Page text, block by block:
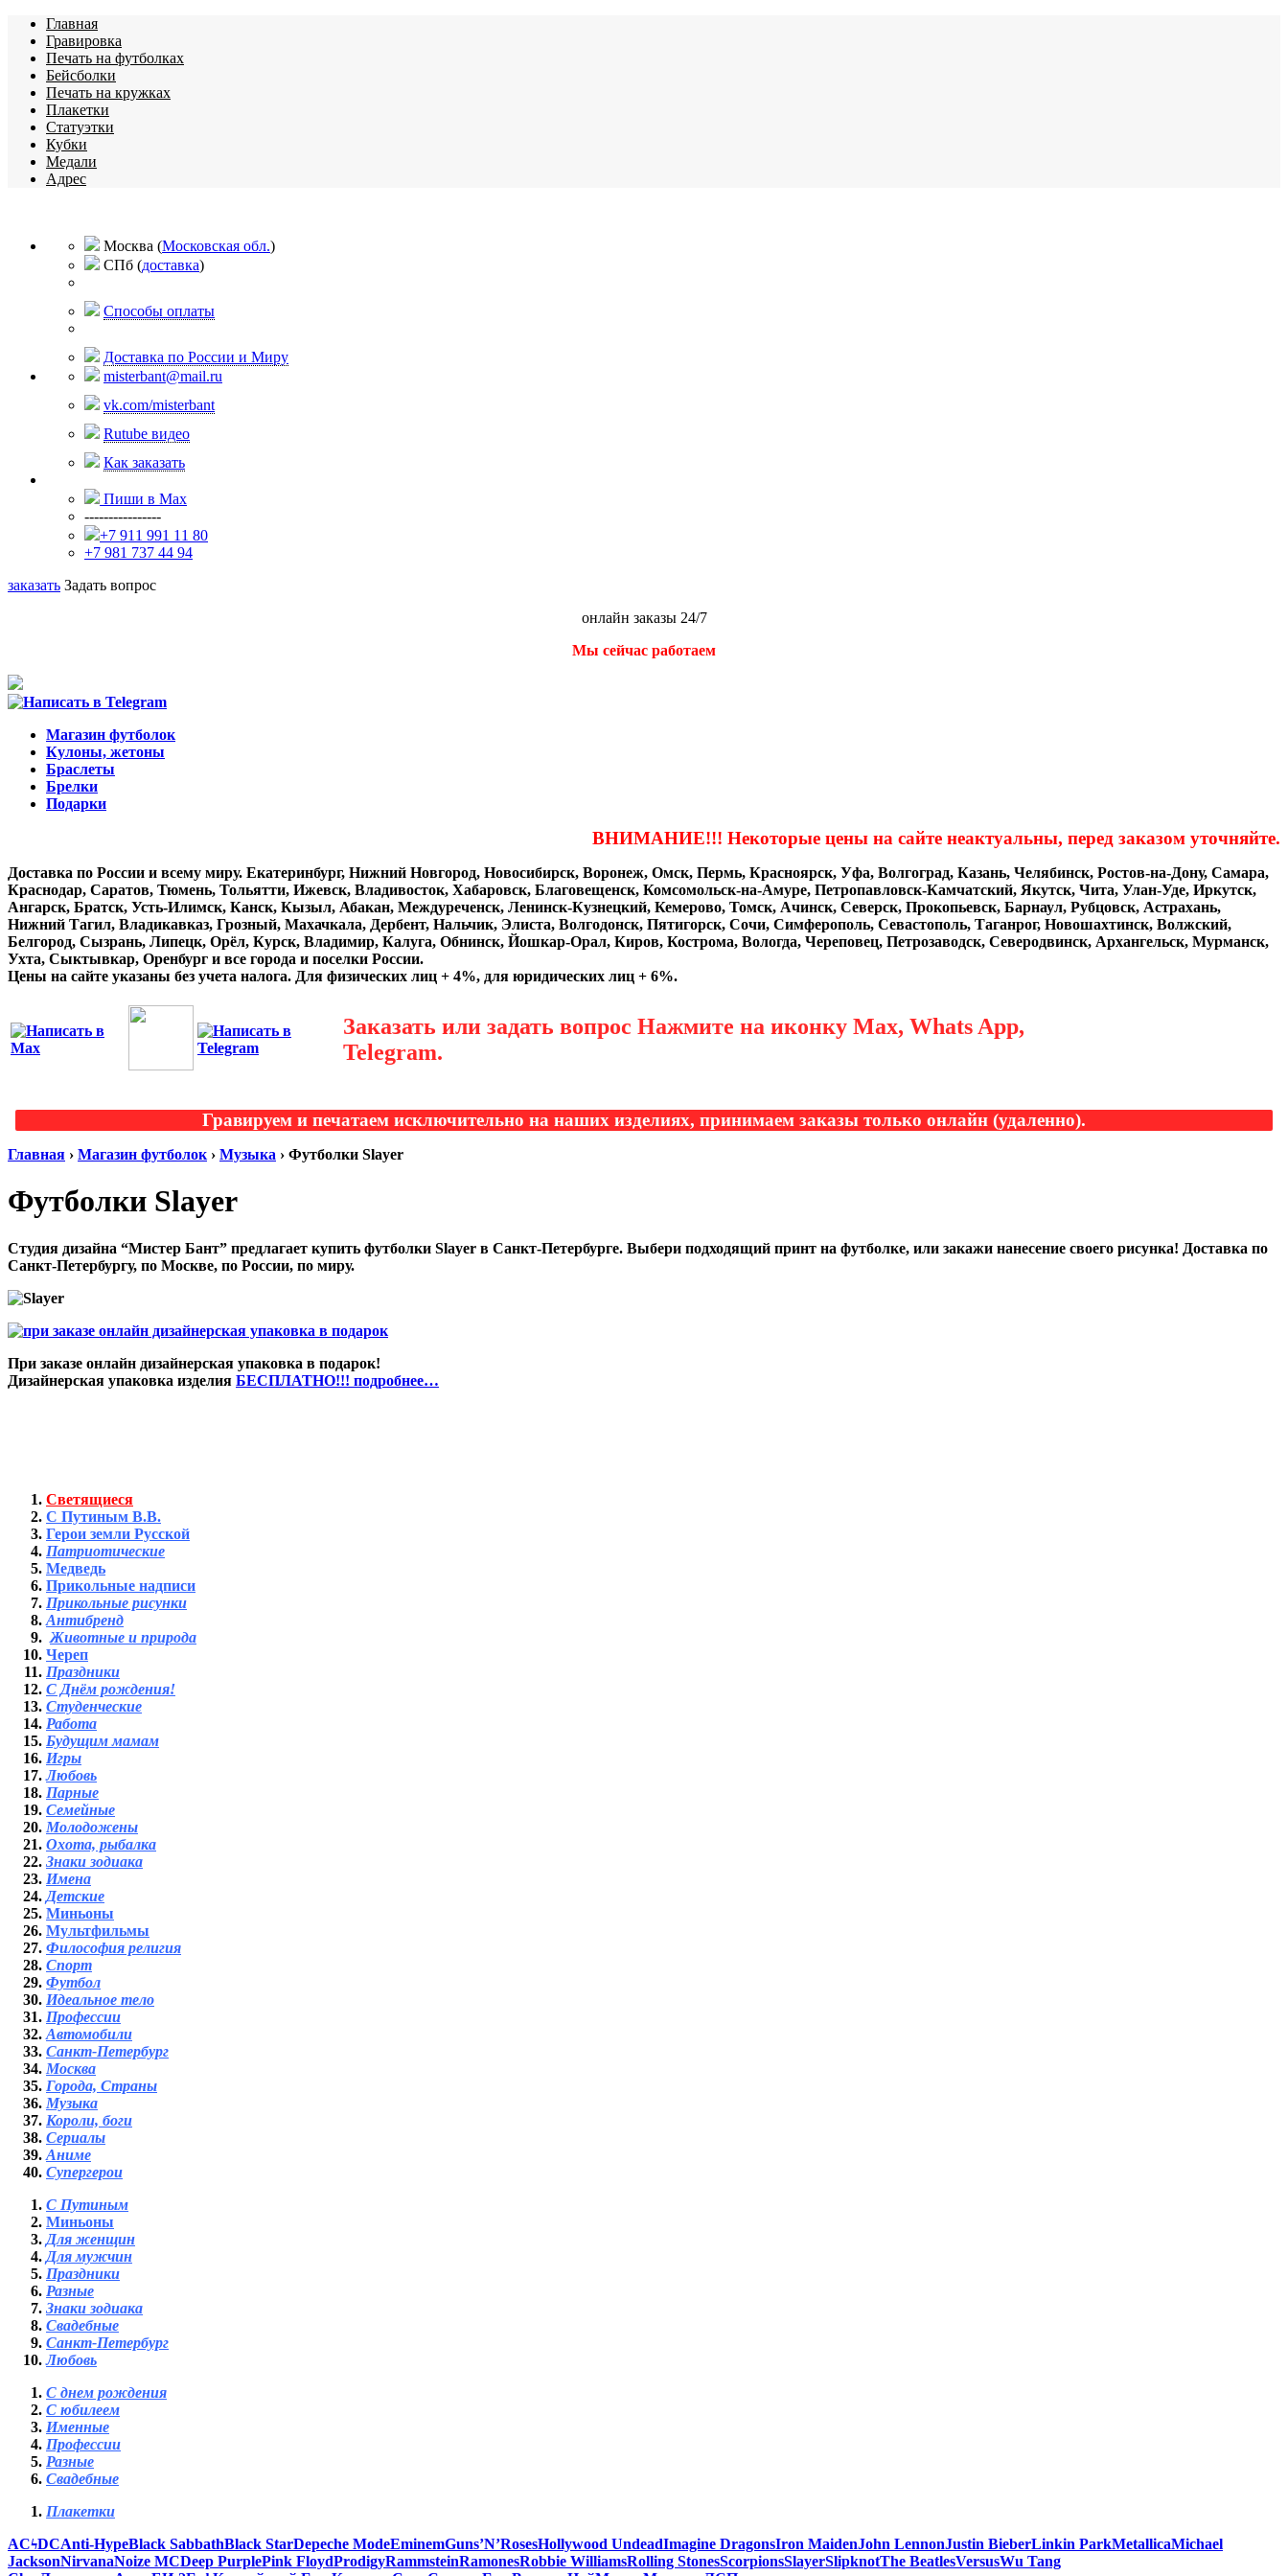
Главная
Гравировка
Печать на футболках
Бейсболки
Печать на кружках
Плакетки
Статуэтки
Кубки
Медали
Адрес
Москва (Московская обл.)
СПб (доставка)
Способы оплаты
Доставка по России и Миру
misterbant@mail.ru
vk.com/misterbant
Rutube видео
Как заказать
Пиши в Max
----------------
+7 911 991 11 80
+7 981 737 44 94
заказать Задать вопрос
онлайн заказы 24/7
Мы сейчас работаем
Магазин футболок
Кулоны, жетоны
Браслеты
Брелки
Подарки
ВНИМАНИЕ!!! Некоторые цены на сайте неактуальны, перед заказом уточняйте.
Доставка по России и всему миру. Екатеринбург, Нижний Новгород, Новосибирск, Воронеж, Омск, Пермь, Красноярск, Уфа, Волгоград, Казань, Челябинск, Ростов-на-Дону, Самара,
Краснодар, Саратов, Тюмень, Тольятти, Ижевск, Владивосток, Хабаровск, Благовещенск, Комсомольск-на-Амуре, Петропавловск-Камчатский, Якутск, Чита, Улан-Уде, Иркутск,
Ангарск, Братск, Усть-Илимск, Канск, Кызыл, Абакан, Междуреченск, Ленинск-Кузнецкий, Кемерово, Томск, Ачинск, Северск, Прокопьевск, Барнаул, Рубцовск, Астрахань,
Нижний Тагил, Владикавказ, Грозный, Махачкала, Дербент, Нальчик, Элиста, Волгодонск, Пятигорск, Сочи, Симферополь, Севастополь, Таганрог, Новошахтинск, Волжский,
Белгород, Сызрань, Липецк, Орёл, Курск, Владимир, Калуга, Обнинск, Йошкар-Орал, Киров, Кострома, Вологда, Череповец, Петрозаводск, Северодвинск, Архангельск, Мурманск,
Ухта, Сыктывкар, Оренбург и все города и поселки России.
Цены на сайте указаны без учета налога. Для физических лиц + 4%, для юридических лиц + 6%.
Заказать или задать вопрос Нажмите на иконку Max, Whats App,
Telegram.
Гравируем и печатаем исключительно на наших изделиях, принимаем заказы только онлайн (удаленно).
Главная › Магазин футболок › Музыка › Футболки Slayer
Футболки Slayer
Студия дизайна “Мистер Бант” предлагает купить футболки Slayer в Санкт-Петербурге. Выбери подходящий принт на футболке, или закажи нанесение своего рисунка! Доставка по
Санкт-Петербургу, по Москве, по России, по миру.
При заказе онлайн дизайнерская упаковка в подарок!
Дизайнерская упаковка изделия БЕСПЛАТНО!!! подробнее…
Светящиеся
С Путиным В.В.
Герои земли Русской
Патриотические
Медведь
Прикольные надписи
Прикольные рисунки
Антибренд
Животные и природа
Череп
Праздники
С Днём рождения!
Студенческие
Работа
Будущим мамам
Игры
Любовь
Парные
Семейные
Молодожены
Охота, рыбалка
Знаки зодиака
Имена
Детские
Миньоны
Мультфильмы
Философия религия
Спорт
Футбол
Идеальное тело
Профессии
Автомобили
Санкт-Петербург
Москва
Города, Страны
Музыка
Короли, боги
Сериалы
Аниме
Супергерои
С Путиным
Миньоны
Для женщин
Для мужчин
Праздники
Разные
Знаки зодиака
Свадебные
Санкт-Петербург
Любовь
С днем рождения
С юбилеем
Именные
Профессии
Разные
Свадебные
Плакетки
ACϟDCAnti-HypeBlack SabbathBlack StarDepeche ModeEminemGuns’N’RosesHollywood UndeadImagine DragonsIron MaidenJohn LennonJustin BieberLinkin ParkMetallicaMichael
JacksonNirvanaNoize MCDeep PurplePink FloydProdigyRammsteinRamonesRobbie WilliamsRolling StonesScorpionsSlayerSlipknotThe BeatlesVersusWu Tang